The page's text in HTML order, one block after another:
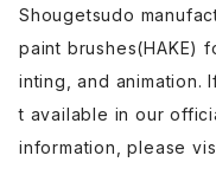
Rouketsu
Haiga Fude(haiku
Kougei
karabake(Anime)-唐刷
Ceramics - 陶芸
Dyeing(Yuzen/
Gold or Silver lacquer
Shougetsudo
paint brushes(HAKE)
inting, and animation.
t available in our
information, please